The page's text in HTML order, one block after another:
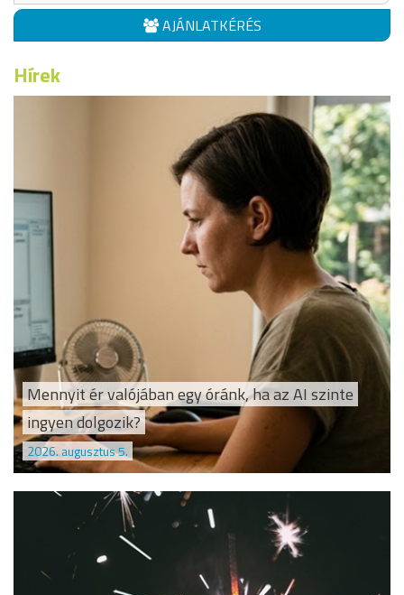
AJÁNLATKÉRÉS
Hírek
Mennyit ér valójában egy óránk, ha az AI szinte
ingyen dolgozik?
2026. augusztus 5.